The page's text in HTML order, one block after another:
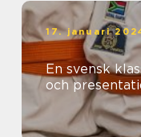
17. januari
En svensk
och